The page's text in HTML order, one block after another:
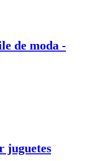
de moda -
juguetes